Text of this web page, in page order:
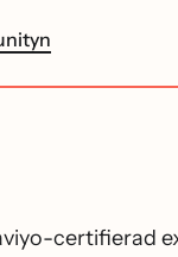
certifierad